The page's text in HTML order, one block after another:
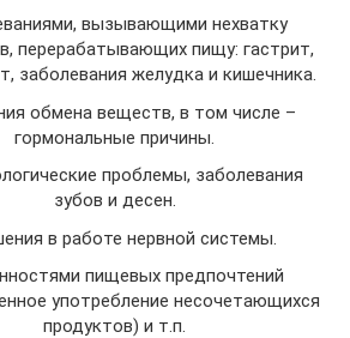
вызывающими нехватку
перерабатывающих пищу: гастрит,
заболевания желудка и кишечника.
обмена веществ, в том числе –
гормональные причины.
проблемы, заболевания
зубов и десен.
в работе нервной системы.
пищевых предпочтений
употребление несочетающихся
продуктов) и т.п.